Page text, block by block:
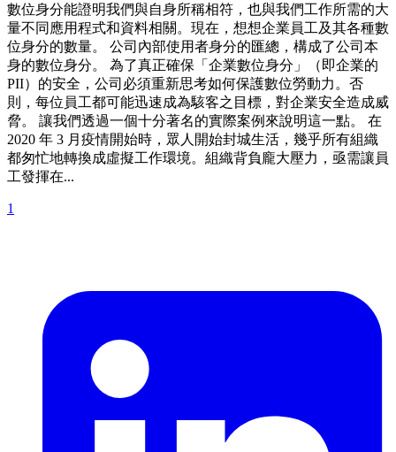
數位身分能證明我們與自身所稱相符，也與我們工作所需的大
量不同應用程式和資料相關。現在，想想企業員工及其各種數
位身分的數量。 公司內部使用者身分的匯總，構成了公司本
身的數位身分。 為了真正確保「企業數位身分」（即企業的
PII）的安全，公司必須重新思考如何保護數位勞動力。否
則，每位員工都可能迅速成為駭客之目標，對企業安全造成威
脅。 讓我們透過一個十分著名的實際案例來說明這一點。 在
2020 年 3 月疫情開始時，眾人開始封城生活，幾乎所有組織
都匆忙地轉換成虛擬工作環境。組織背負龐大壓力，亟需讓員
工發揮在...
1